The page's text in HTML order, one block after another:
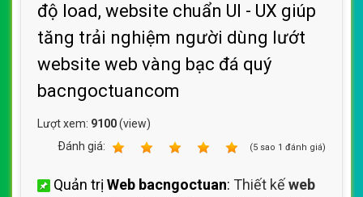
độ load, website chuẩn UI - UX giúp
tăng trải nghiệm người dùng lướt
website web vàng bạc đá quý
bacngoctuancom
Lượt xem: 9100(view)
Ðánh giá:
(5 sao 1 đánh giá)
Quản trị Web bacngoctuan: Thiết kếweb